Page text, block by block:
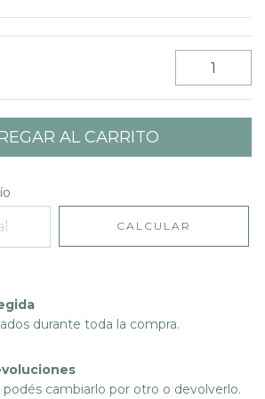
CALCULAR
durante toda la compra.
cambiarlo por otro o devolverlo.